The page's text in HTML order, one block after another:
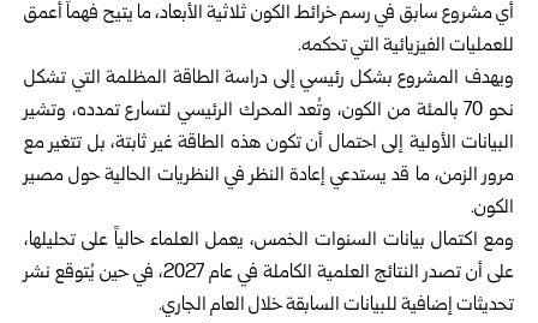
أي مشروع سابق في رسم خرائط الكون ثلاثية الأبعاد، ما يتيح فهماً أعمق
للعمليات الفيزيائية التي تحكمه.
ويهدف المشروع بشكل رئيسي إلى دراسة الطاقة المظلمة التي تشكل
نحو 70 بالمئة من الكون، وتُعد المحرك الرئيسي لتسارع تمدده، وتشير
البيانات الأولية إلى احتمال أن تكون هذه الطاقة غير ثابتة، بل تتغير مع
مرور الزمن، ما قد يستدعي إعادة النظر في النظريات الحالية حول مصير
الكون.
ومع اكتمال بيانات السنوات الخمس، يعمل العلماء حالياً على تحليلها،
على أن تصدر النتائج العلمية الكاملة في عام 2027، في حين يُتوقع نشر
تحديثات إضافية للبيانات السابقة خلال العام الجاري.